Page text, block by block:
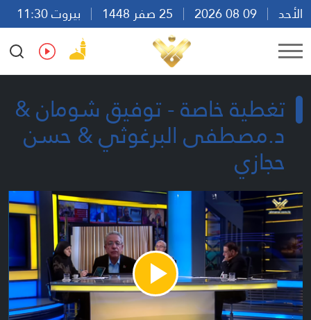
الأحد
بيروت 11:30
Ar
En Fr Es
تغطية خاصة - توفيق شومان &
د.مصطفى البرغوثي & حسن
حجازي
Play
Video